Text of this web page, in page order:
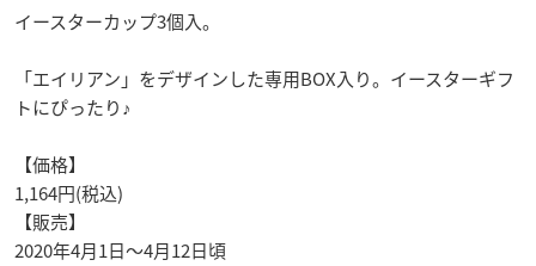
イースターカップ3個入。
「エイリアン」をデザインした専用BOX入り。イースターギフ
トにぴったり♪
【価格】
1,164円(税込)
【販売】
2020年4月1日〜4月12日頃